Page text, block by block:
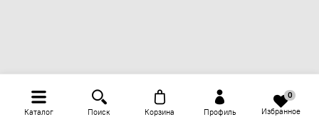
Каталог Поиск Корзина Профиль
0
Избранное